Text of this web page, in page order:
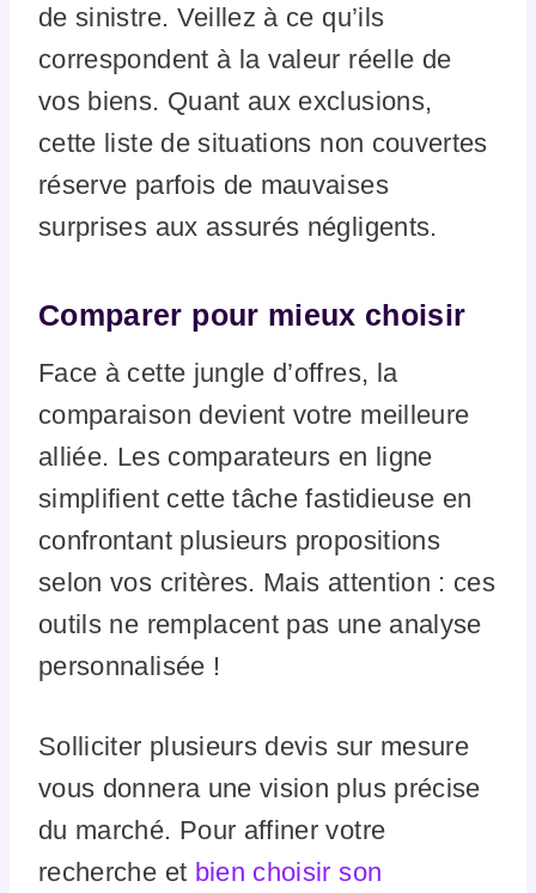
de sinistre. Veillez à ce qu’ils
correspondent à la valeur réelle de
vos biens. Quant aux exclusions,
cette liste de situations non couvertes
réserve parfois de mauvaises
surprises aux assurés négligents.
Comparer pour mieux choisir
Face à cette jungle d’offres, la
comparaison devient votre meilleure
alliée. Les comparateurs en ligne
simplifient cette tâche fastidieuse en
confrontant plusieurs propositions
selon vos critères. Mais attention : ces
outils ne remplacent pas une analyse
personnalisée !
Solliciter plusieurs devis sur mesure
vous donnera une vision plus précise
du marché. Pour affiner votre
recherche et bien choisir son